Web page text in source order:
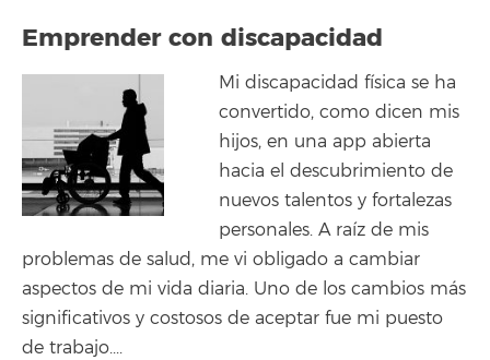
Emprender con discapacidad
Mi discapacidad física se ha
convertido, como dicen mis
hijos, en una app abierta
hacia el descubrimiento de
nuevos talentos y fortalezas
personales. A raíz de mis
problemas de salud, me vi obligado a cambiar
aspectos de mi vida diaria. Uno de los cambios más
significativos y costosos de aceptar fue mi puesto
de trabajo....